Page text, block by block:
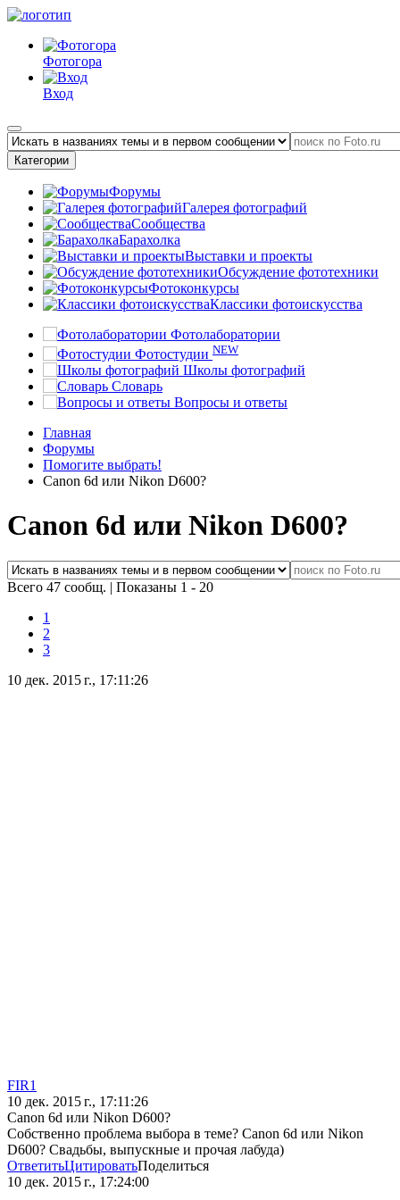
Фотогора
Вход
Категории
Форумы
Галерея фотографий
Сообщества
Барахолка
Выставки и проекты
Обсуждение фототехники
Фотоконкурсы
Классики фотоискусства
Фотолаборатории
Фотостудии NEW
Школы фотографий
Словарь
Вопросы и ответы
Главная
Форумы
Помогите выбрать!
Canon 6d или Nikon D600?
Canon 6d или Nikon D600?
Всего 47 сообщ. | Показаны 1 - 20
1
2
3
10 дек. 2015 г., 17:11:26
FIR1
10 дек. 2015 г., 17:11:26
Canon 6d или Nikon D600?
Собственно проблема выбора в теме? Canon 6d или Nikon
D600? Свадьбы, выпускные и прочая лабуда)
ОтветитьЦитироватьПоделиться
10 дек. 2015 г., 17:24:00